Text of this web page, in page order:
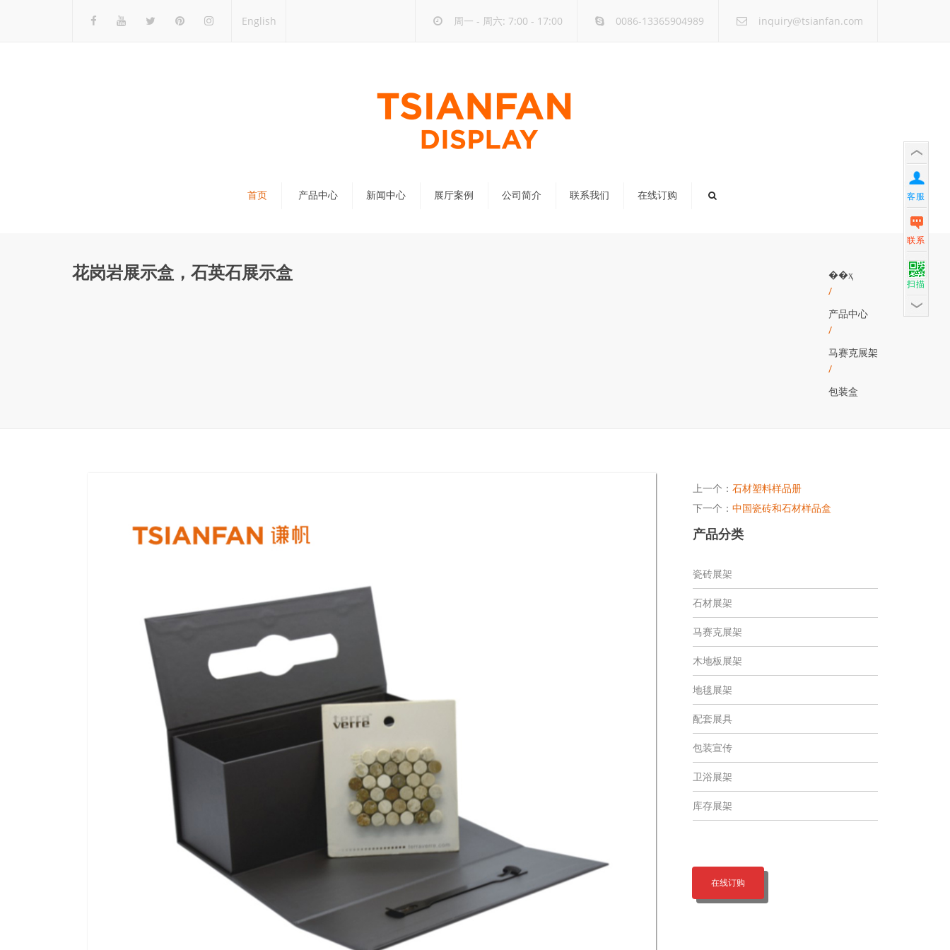
English 周一 - 周六: 7:00 - 17:00 0086-13365904989 inquiry@tsianfan.com
首页 产品中心
石材展架
新闻中心 展厅案例 公司简介 联系我们 在线订购
花岗岩展示盒，石英石展示盒
��ҳ
/
产品中心
/
马赛克展架
/
包装盒
上一个： 石材塑料样品册
下一个： 中国瓷砖和石材样品盒
产品分类
瓷砖展架
石材展架
马赛克展架
木地板展架
地毯展架
配套展具
包装宣传
卫浴展架
库存展架
在线订购
客服
联系
扫描